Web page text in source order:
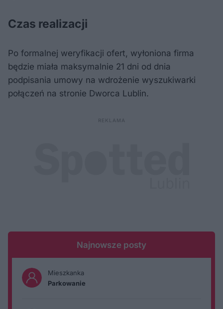
Czas realizacji
Po formalnej weryfikacji ofert, wyłoniona firma
będzie miała maksymalnie 21 dni od dnia
podpisania umowy na wdrożenie wyszukiwarki
połączeń na stronie Dworca Lublin.
Najnowsze posty
Mieszkanka
Parkowanie